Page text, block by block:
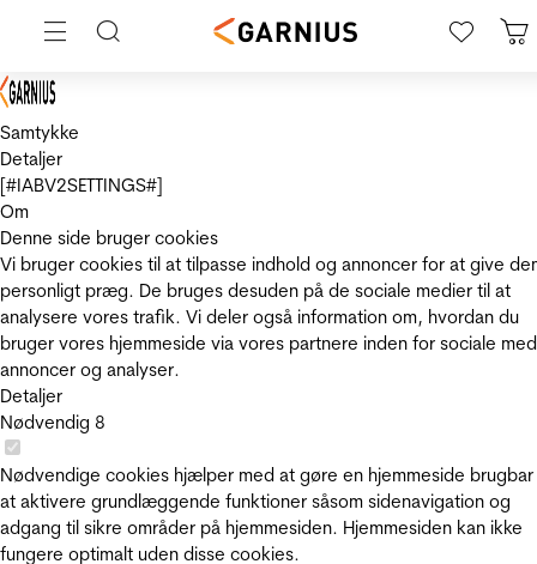
Samtykke
Detaljer
[#IABV2SETTINGS#]
Om
Denne side bruger cookies
Vi bruger cookies til at tilpasse indhold og annoncer for at give
personligt præg. De bruges desuden på de sociale medier til at
analysere vores trafik. Vi deler også information om, hvordan du
bruger vores hjemmeside via vores partnere inden for sociale
annoncer og analyser.
Detaljer
Nødvendig 8
Nødvendige cookies hjælper med at gøre en hjemmeside
at aktivere grundlæggende funktioner såsom sidenavigation og
adgang til sikre områder på hjemmesiden. Hjemmesiden kan ikke
fungere optimalt uden disse cookies.